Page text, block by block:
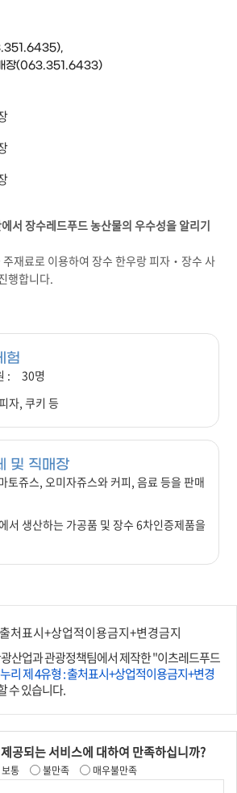
장(063.351.6433)
서 장수레드푸드 농산물의 우수성을 알리기
주재료로 이용하여 장수 한우랑 피자‧장수 사
행합니다.
험
: 30명
자, 쿠키 등
및 직매장
토쥬스, 오미자쥬스와 커피, 음료 등을 판매
서 생산하는 가공품 및 장수 6차인증제품을
산업과 관광정책팀에서 제작한 "이츠레드푸드
리 제 4유형 : 출처표시+상업적이용금지+변경
수 있습니다.
공되는 서비스에 대하여 만족하십니까?
보통 불만족 매우불만족